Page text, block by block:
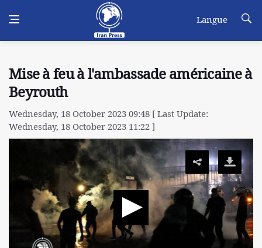
Langue
Mise à feu à l'ambassade américaine à
Beyrouth
Wednesday, 18 October 2023 09:48 [ Last Update:
Wednesday, 18 October 2023 11:22 ]